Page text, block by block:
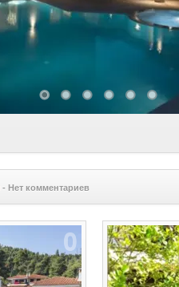
- Нет комментариев
0